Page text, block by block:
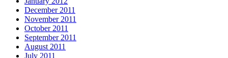
December 2011
November 2011
October 2011
September 2011
August 2011
July 2011